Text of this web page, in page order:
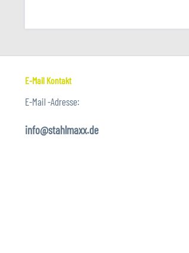
E-Mail Kontakt
E-Mail -Adresse:
info@stahlmaxx.de